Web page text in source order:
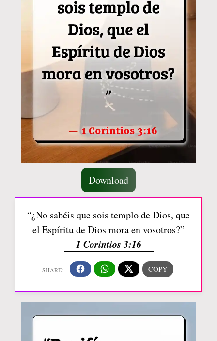
Download
“¿No sabéis que sois templo de Dios, que
el Espíritu de Dios mora en vosotros?”
1 Corintios 3:16